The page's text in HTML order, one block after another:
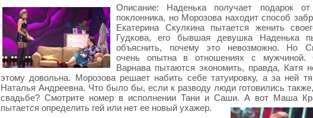
Описание: Наденька получает подарок от
поклонника, но Морозова находит способ
Екатерина Скулкина пытается женить
Гудкова, его бывшая девушка Наденька
объяснить, почему это невозможно. Но
очень опытна в отношениях с мужчиной.
Варнава пытаются экономить, правда, Катя
этому довольна. Морозова решает набить себе татуировку, а за ней
Наталья Андреевна. Что было бы, если к разводу люди готовились
свадьбе? Смотрите номер в исполнении Тани и Саши. А вот Маша
пытается определить гей или нет ее новый ухажер.